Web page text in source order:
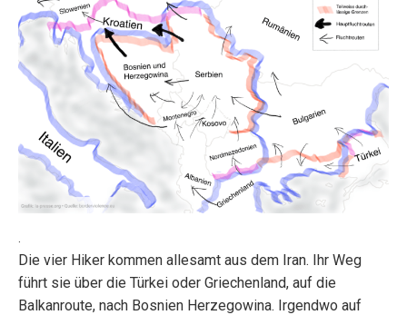
.
Die vier Hiker kommen allesamt aus dem Iran. Ihr Weg
führt sie über die Türkei oder Griechenland, auf die
Balkanroute, nach Bosnien Herzegowina. Irgendwo auf